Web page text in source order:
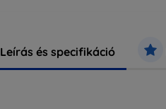
Leírás és specifikáció